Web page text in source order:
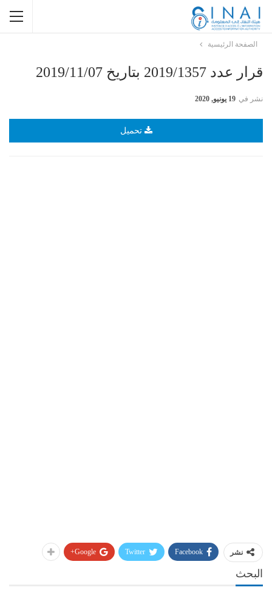
الصفحة الرئيسية
قرار عدد 2019/1357 بتاريخ 2019/11/07
نشر في 19 يونيو, 2020
تحميل
نشر Facebook
Twitter
Google+
البحث